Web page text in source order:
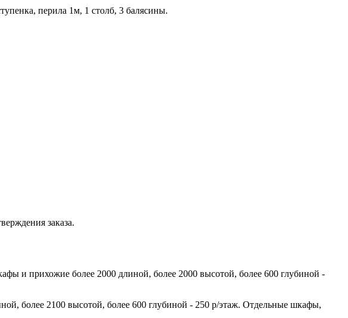
перила 1м, 1 столб, 3 балясины.
заказа.
и прихожие более 2000 длиной, более 2000 высотой, более 600 глубиной -
более 2100 высотой, более 600 глубиной - 250 р/этаж. Отдельные шкафы,